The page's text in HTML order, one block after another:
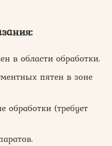
в области обработки.
пятен в зоне
обработки (требует